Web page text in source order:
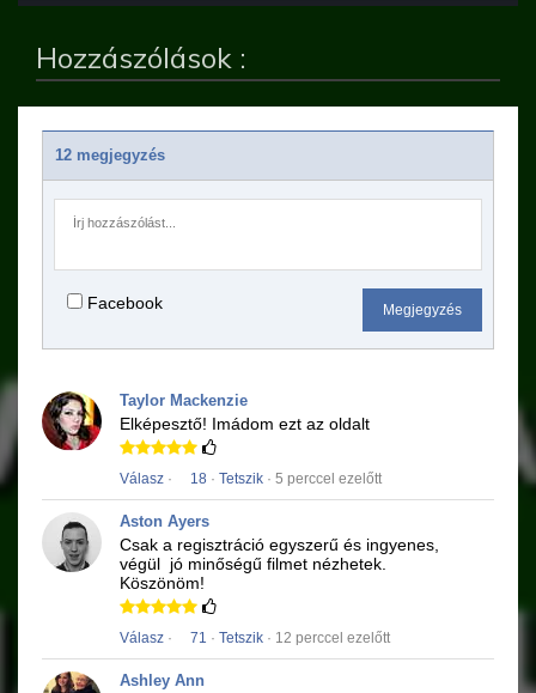
Hozzászólások :
12 megjegyzés
Facebook Megjegyzés
Taylor Mackenzie
Elképesztő! Imádom ezt az oldalt
Válasz · 18 · Tetszik · 5 perccel ezelőtt
Aston Ayers
Csak a regisztráció egyszerű és ingyenes,
végül jó minőségű filmet nézhetek.
Köszönöm!
Válasz · 71 · Tetszik · 12 perccel ezelőtt
Ashley Ann